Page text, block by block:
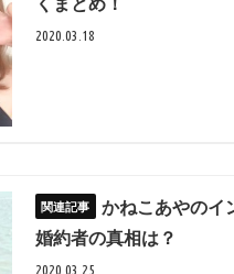
2020.03.18
かねこあやのイ
婚約者の真相は？
2020.03.25